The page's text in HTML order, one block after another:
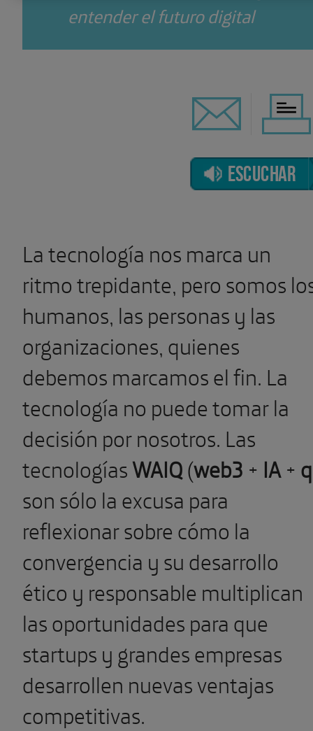
entender el futuro digital
ESCUCHAR
La tecnología nos marca un
ritmo trepidante, pero somos
humanos, las personas y las
organizaciones, quienes
debemos marcamos el fin. La
tecnología no puede tomar la
decisión por nosotros. Las
tecnologíasWAIQ(web3 + IA+
son sólo la excusa para
reflexionar sobre cómo la
convergencia y su desarrollo
ético y responsable multiplican
las oportunidades para que
startups y grandes empresas
desarrollen nuevas ventajas
competitivas.